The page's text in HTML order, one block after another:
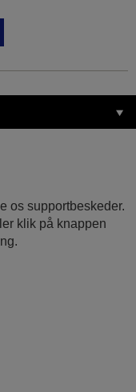
os supportbeskeder.
klik på knappen